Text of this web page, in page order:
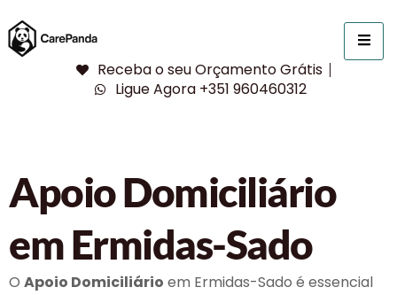
Receba o seu Orçamento Grátis
Ligue Agora +351 960460312
Apoio Domiciliário
em Ermidas-Sado
O Apoio Domiciliário em Ermidas-Sado é essencial